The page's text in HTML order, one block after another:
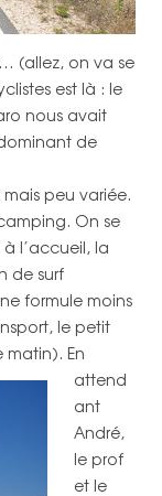
(allez, on va se
est là : le
nous avait
de
peu variée.
On se
l’accueil, la
de surf
formule moins
le petit
matin). En
attend
ant
André,
le prof
et le